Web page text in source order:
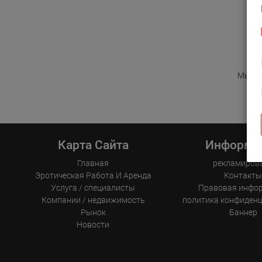
Мы
Карта Сайта
Главная
Эротическая Pабота И Аренда
Услуга / специалисты
Компании / недвижимость
Рынок
Новости
Контакты
Правовая
политика
Баннер